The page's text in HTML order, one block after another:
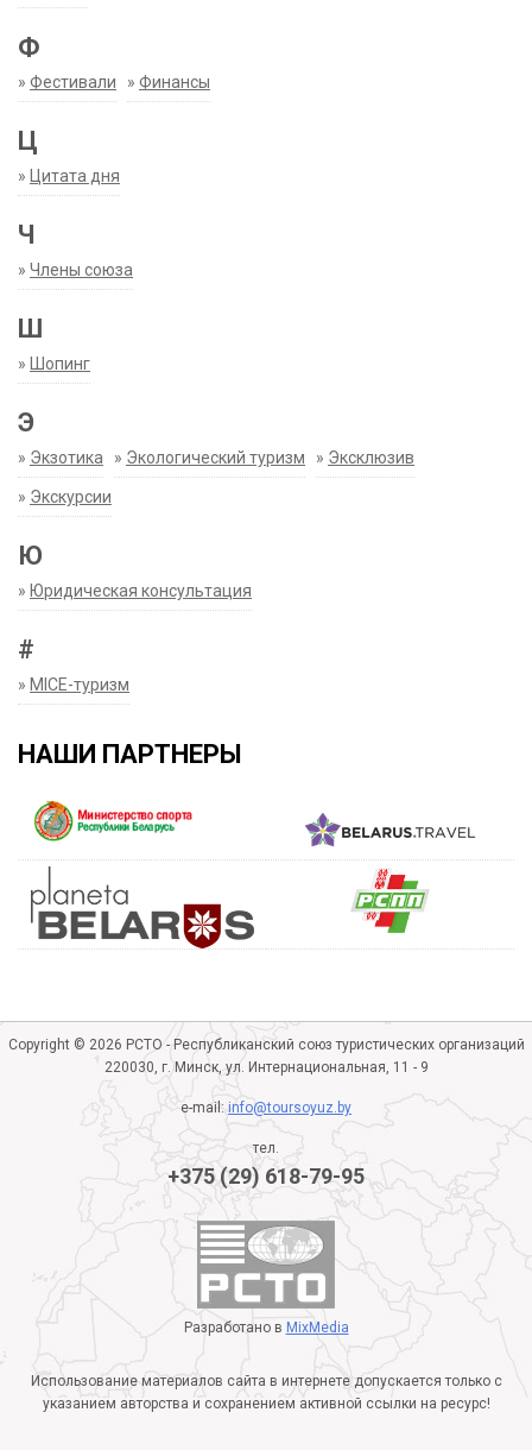
Ф
» Фестивали » Финансы
Ц
» Цитата дня
Ч
» Члены союза
Ш
» Шопинг
Э
» Экзотика » Экологический туризм » Эксклюзив
» Экскурсии
Ю
» Юридическая консультация
#
» MICE-туризм
НАШИ ПАРТНЕРЫ
Copyright © 2026 РСТО - Республиканский союз туристических организаций
220030, г. Минск, ул. Интернациональная, 11 - 9
e-mail:info@toursoyuz.by
тел.
+375 (29) 618-79-95
Разработано в MixMedia
Использование материалов сайта в интернете допускается только с
указанием авторства и сохранением активной ссылки на ресурс!